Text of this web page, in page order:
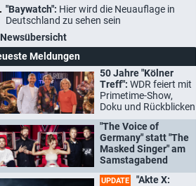
"Baywatch": Hier wird die Neuauflage in
Deutschland zu sehen sein
Newsübersicht
Meldungen
50 Jahre "Kölner
Treff": WDR feiert mit
Primetime-Show,
Doku und Rückblicken
"The Voice of
Germany" statt "The
Masked Singer" am
Samstagabend
UPDATE
"Akte X: